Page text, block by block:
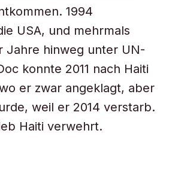
1994
USA, und mehrmals
Jahre hinweg unter UN-
konnte 2011 nach Haiti
er zwar angeklagt, aber
weil er 2014 verstarb.
Haiti verwehrt.